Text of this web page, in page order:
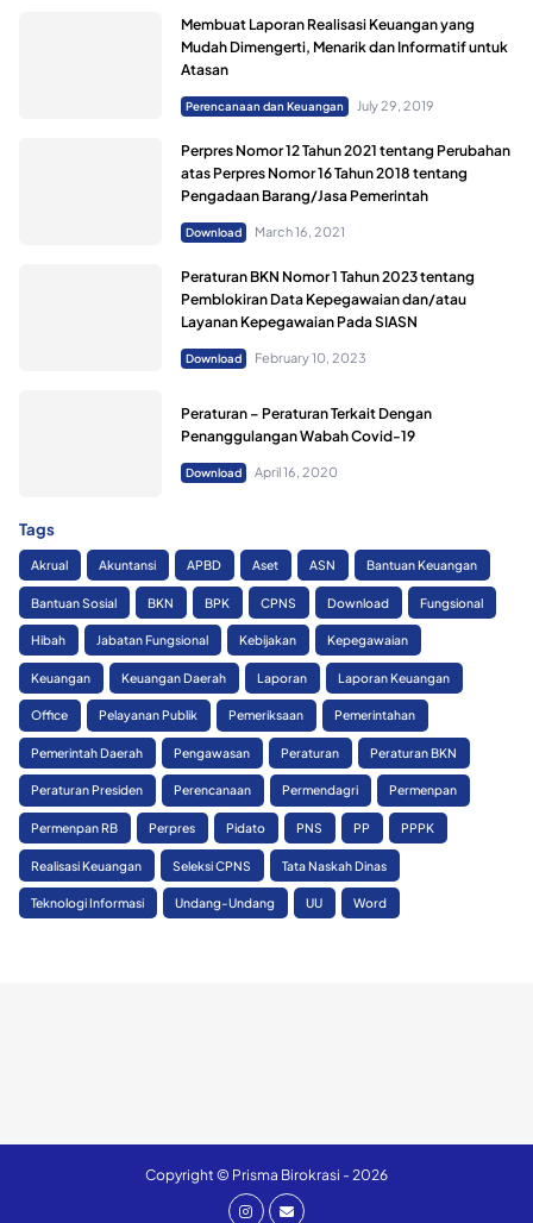
Membuat Laporan Realisasi Keuangan yang
Mudah Dimengerti, Menarik dan Informatif untuk
Atasan
Perencanaan dan Keuangan July 29, 2019
Perpres Nomor 12 Tahun 2021 tentang Perubahan
atas Perpres Nomor 16 Tahun 2018 tentang
Pengadaan Barang/Jasa Pemerintah
Download March 16, 2021
Peraturan BKN Nomor 1 Tahun 2023 tentang
Pemblokiran Data Kepegawaian dan/atau
Layanan Kepegawaian Pada SIASN
Download February 10, 2023
Peraturan – Peraturan Terkait Dengan
Penanggulangan Wabah Covid-19
Download April 16, 2020
Tags
Akrual Akuntansi APBD Aset ASN Bantuan Keuangan
Bantuan Sosial BKN BPK CPNS Download Fungsional
Hibah Jabatan Fungsional Kebijakan Kepegawaian
Keuangan Keuangan Daerah Laporan Laporan Keuangan
Office Pelayanan Publik Pemeriksaan Pemerintahan
Pemerintah Daerah Pengawasan Peraturan Peraturan BKN
Peraturan Presiden Perencanaan Permendagri Permenpan
Permenpan RB Perpres Pidato PNS PP PPPK
Realisasi Keuangan Seleksi CPNS Tata Naskah Dinas
Teknologi Informasi Undang-Undang UU Word
Copyright © Prisma Birokrasi - 2026